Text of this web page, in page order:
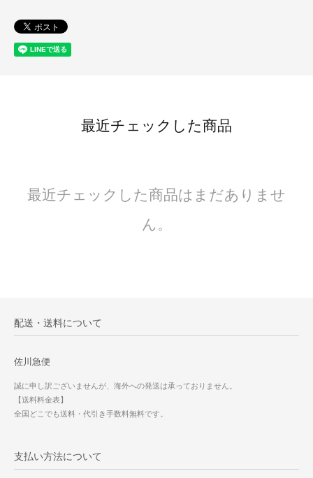
最近チェックした商品
最近チェックした商品はまだありませ
ん。
配送・送料について
佐川急便
誠に申し訳ございませんが、海外への発送は承っておりません。
【送料料金表】
全国どこでも送料・代引き手数料無料です。
支払い方法について